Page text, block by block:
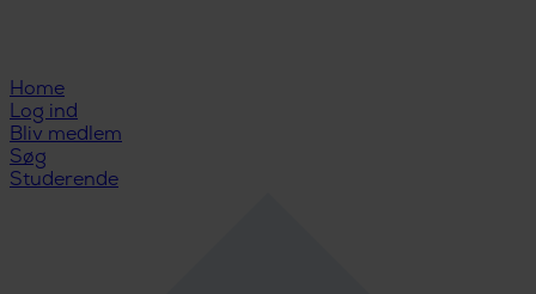
Home
Log ind
Bliv medlem
Søg
Studerende